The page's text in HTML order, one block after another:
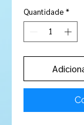
Quantidade *